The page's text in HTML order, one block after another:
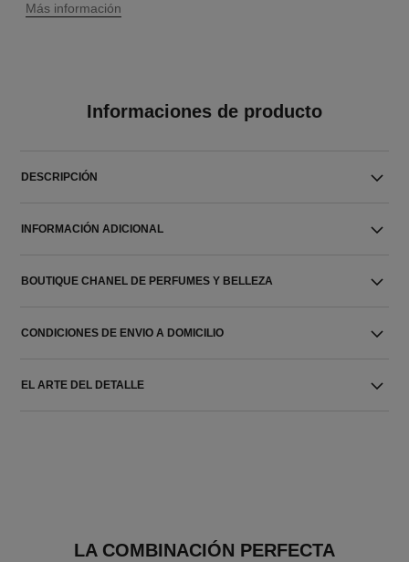
↩
Más información
Informaciones de producto
DESCRIPCIÓN
INFORMACIÓN ADICIONAL
BOUTIQUE CHANEL DE PERFUMES Y BELLEZA
CONDICIONES DE ENVIO A DOMICILIO
EL ARTE DEL DETALLE
LA COMBINACIÓN PERFECTA